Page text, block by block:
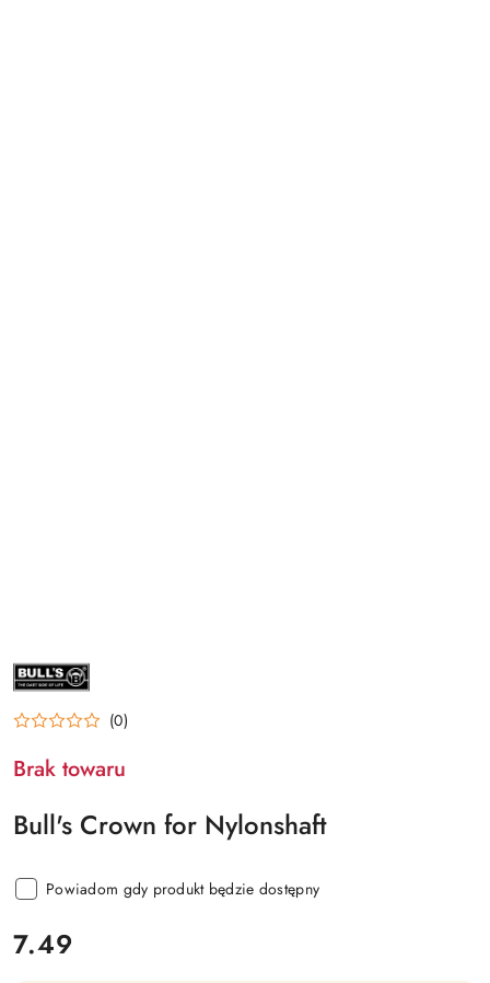
NAZWA
PRODUCENTA:
BULL'S
DE
(0)
Brak towaru
Bull's Crown for Nylonshaft
Powiadom gdy produkt będzie dostępny
cena:
7.49